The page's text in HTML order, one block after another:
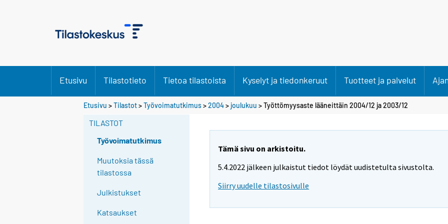
Etusivu Tilastotieto Tietoa tilastoista Kyselyt ja tiedonkeruut Tuotteet ja palvelut
Etusivu >Tilastot>Työvoimatutkimus>2004> joulukuu > Työttömyysaste lääneittäin 2004/12 ja 2003/12
TILASTOT
Työvoimatutkimus
Muutoksia tässä
tilastossa
Julkistukset
Katsaukset
Tämä sivu on arkistoitu.
5.4.2022 jälkeen julkaistut tiedot löydät uudistetulta sivustolta.
Siirry uudelle tilastosivulle